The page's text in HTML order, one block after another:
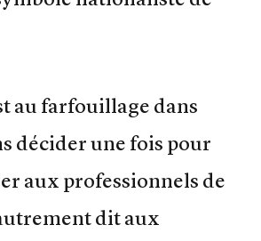
au farfouillage dans
décider une fois pour
aux professionnels de
dit aux